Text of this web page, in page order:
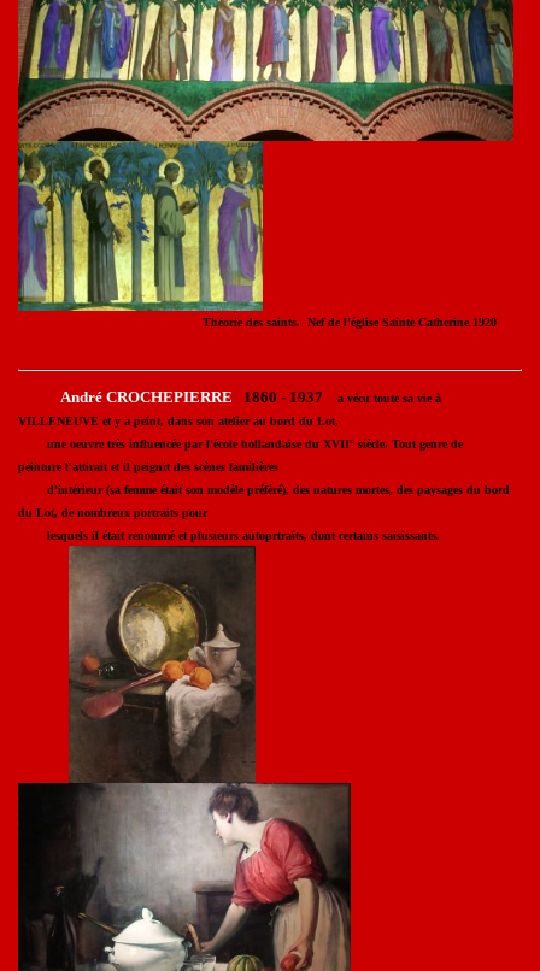
Théorie des saints. Nef de l'église Sainte Catherine 1920
André CROCHEPIERRE 1860 - 1937
a vécu toute sa vie à
VILLENEUVE et y a peint, dans son atelier au bord du Lot,
une oeuvre très influencée par l'école hollandaise du XVII° siècle. Tout genre de
peinture l'attirait et il peignit des scènes familières
d'intérieur (sa femme était son modèle préféré), des natures mortes, des paysages du bord
du Lot, de nombreux portraits pour
lesquels il était renommé et plusieurs autoprtraits, dont certains saisissants.